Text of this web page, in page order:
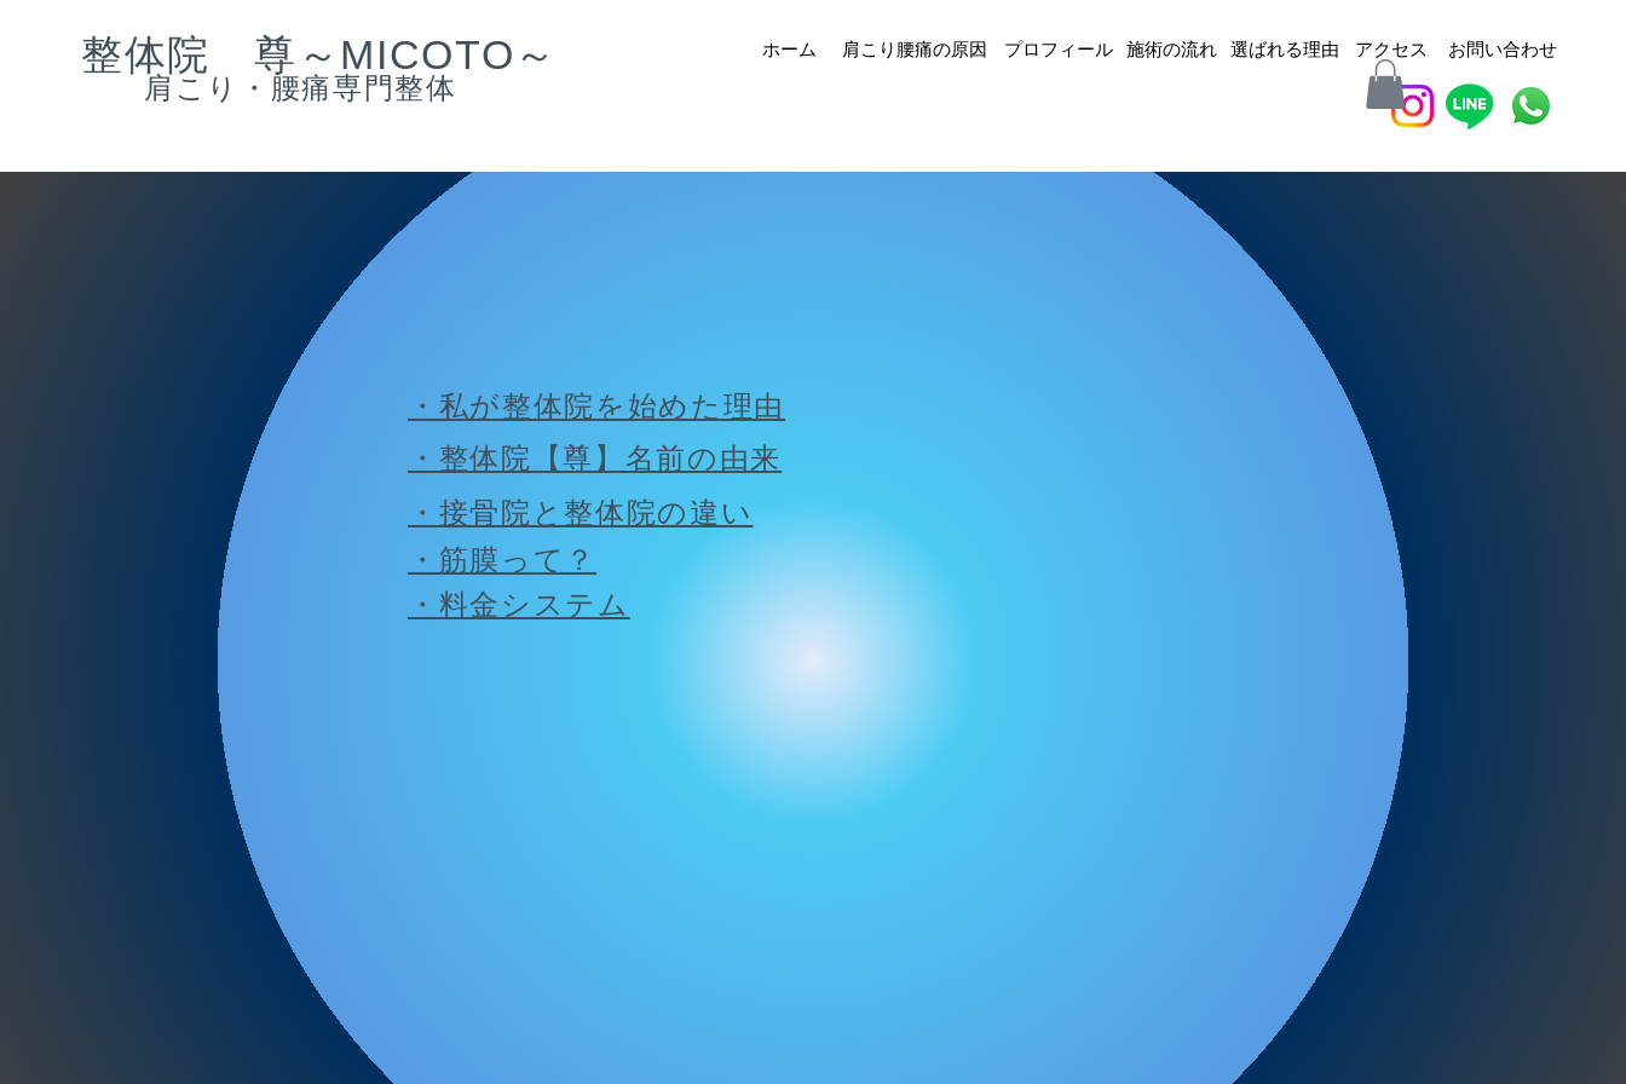
​整体院 尊～MICOTO～
肩こり・腰痛専門整体
​ホーム 肩こり腰痛の原因 プロフィール 施術の流れ 選ばれる理由 ​アクセス お問い合わせ
・私が整体院を始めた理由
・整体院【尊】名前の由来
・接骨院と整体院の違い
・筋膜って？
・料金システム